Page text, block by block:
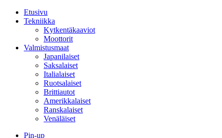
Etusivu
Tekniikka
Kytkentäkaaviot
Moottorit
Valmistusmaat
Japanilaiset
Saksalaiset
Italialaiset
Ruotsalaiset
Brittiautot
Amerikkalaiset
Ranskalaiset
Venäläiset
Pin-up